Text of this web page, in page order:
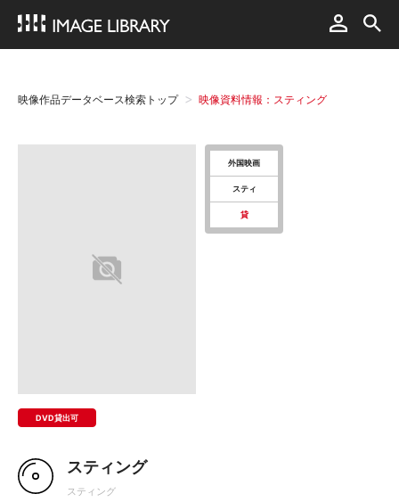
映像作品データベース検索トップ 映像資料情報：スティング
DVD貸出可
外国映画
スティ
貸
スティング
スティング